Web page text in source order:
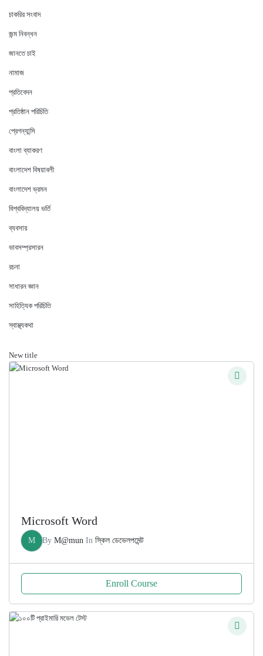
চাকরির সংবাদ
জন্ম নিবন্ধন
জানতে চাই
নামাজ
প্রতিবেদন
প্রতিষ্ঠান পরিচিতি
প্রেগন্যান্সি
বাংলা ব্যাকরণ
বাংলাদেশ বিষয়াবলী
বাংলাদেশ ভ্রমন
বিশ্ববিদ্যালয় ভর্তি
ব্যবসায়
ভাবসম্প্রসারন
রচনা
সাধারন জ্ঞান
সাহিত্যিক পরিচিতি
স্বাস্থ্যকথা
New title
Microsoft Word
M By M@mun In স্কিল ডেভেলপমেন্ট
Enroll Course